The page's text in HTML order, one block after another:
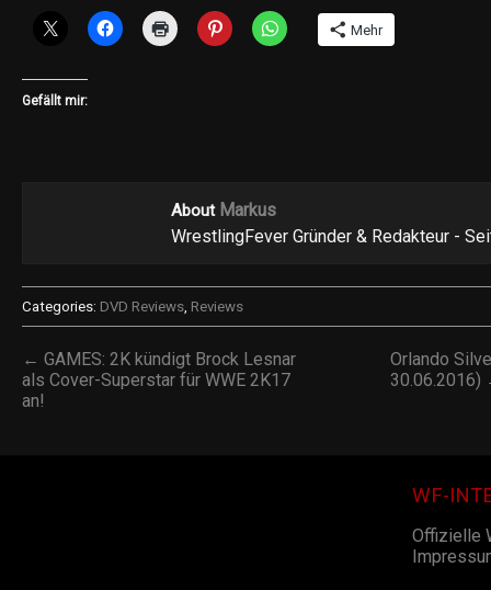
Mehr
Gefällt mir:
About Markus
WrestlingFever Gründer & Redakteur -
Categories: DVD Reviews, Reviews
← GAMES: 2K kündigt Brock Lesnar
als Cover-Superstar für WWE 2K17
an!
Orlando
30.06.2016)
WF-
Offizielle